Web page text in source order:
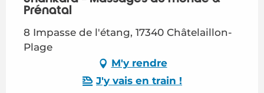
Prénatal
8 Impasse de l'étang, 17340 Châtelaillon-
Plage
M'y rendre
J'y vais en train !